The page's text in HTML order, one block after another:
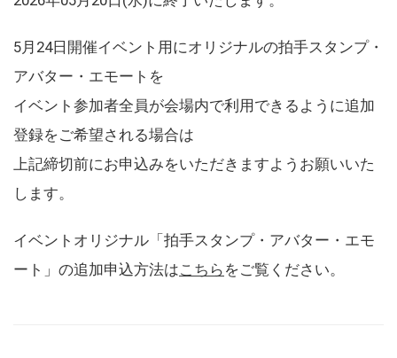
5月24日開催イベント用にオリジナルの拍手スタンプ・
アバター・エモートを
イベント参加者全員が会場内で利用できるように追加
登録をご希望される場合は
上記締切前にお申込みをいただきますようお願いいた
します。
イベントオリジナル「拍手スタンプ・アバター・エモ
ート」の追加申込方法はこちら をご覧ください。